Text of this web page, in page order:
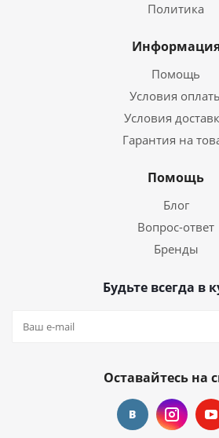
Политика
Помощь
Условия
Условия
Гарантия на
Помощь
Блог
Вопрос-ответ
Бренды
Будьте всегда в
Оставайтесь на